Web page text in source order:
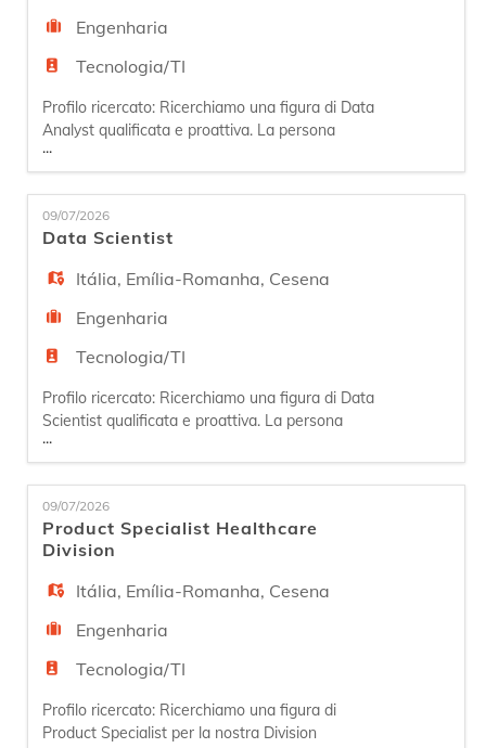
Engenharia
Tecnologia/TI
Profilo ricercato: Ricerchiamo una figura di Data
Analyst qualificata e proattiva. La persona
ideale ha 1-2 anni di esperienza e ha conseguito
la Laurea in Informatica o discipline STEM. Si
occuperà di analisi dei requisiti, progettazione e
realizzazione di ambienti interattivi per l'analisi
dati e creazione di strati semantici per facilitare
l'a
...
09/07/2026
Data Scientist
Itália, Emília-Romanha, Cesena
Engenharia
Tecnologia/TI
Profilo ricercato: Ricerchiamo una figura di Data
Scientist qualificata e proattiva. La persona
ideale ha 1-2 anni di esperienza e/o ha
conseguito la Laurea in Informatica o discipline
STEM. Il profilo sarà responsabile dell'analisi e
interpretazione di dati complessi per supportare
le decisioni aziendali. Le principali attività
includeranno la r
...
09/07/2026
Product Specialist Healthcare
Division
Itália, Emília-Romanha, Cesena
Engenharia
Tecnologia/TI
Profilo ricercato: Ricerchiamo una figura di
Product Specialist per la nostra Division